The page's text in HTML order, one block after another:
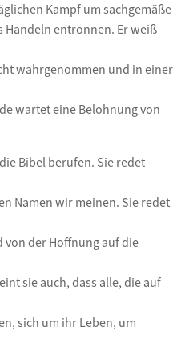
Kampf um sachgemäße
entronnen. Er weiß
wahrgenommen und in einer
wartet eine Belohnung von
Bibel berufen. Sie redet
Namen wir meinen. Sie redet
von der Hoffnung auf die
sie auch, dass alle, die auf
sich um ihr Leben, um